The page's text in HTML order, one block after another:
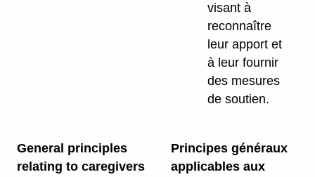
visant à
reconnaître
leur apport et
à leur fournir
des mesures
de soutien.
General principles
relating to caregivers
Principes généraux
applicables aux